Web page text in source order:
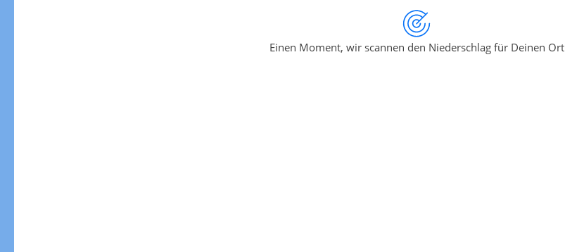
Einen Moment, wir scannen den Niederschlag für Deinen Ort